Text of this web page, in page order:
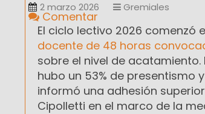
2 marzo 2026 Gremiales
Comentar
El ciclo lectivo 2026 comenzó
docente de 48 horas
sobre el nivel de
hubo un 53% de presentismo
informó una adhesión
Cipolletti en el marco de la